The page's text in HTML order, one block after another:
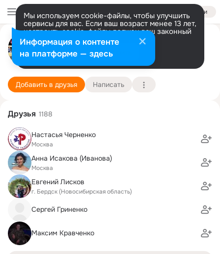
Войти
Мы используем cookie-файлы, чтобы улучшить
сервисы для вас. Если ваш возраст менее 13 лет,
настроить cookie-файлы должен ваш законный
представитель. Больше информации
Разрешить все Настроить
Aylikon Studio
Москва 12 сентября
Подробнее
Добавить в друзья Написать
Друзья 1188
Настасья Черненко
Москва
Анна Исакова (Иванова)
Москва
Евгений Лисков
г. Бердск (Новосибирская область)
Сергей Гриненко
Максим Кравченко
Информация о контенте
на платформе — здесь